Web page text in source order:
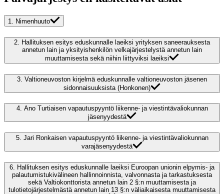
1. Nimenhuuto
2. Hallituksen esitys eduskunnalle laeiksi yrityksen saneerauksesta
annetun lain ja yksityishenkilön velkajärjestelystä annetun lain
muuttamisesta sekä niihin liittyviksi laeiksi
3. Valtioneuvoston kirjelmä eduskunnalle valtioneuvoston jäsenen
sidonnaisuuksista (Honkonen)
4. Ano Turtiaisen vapautuspyyntö liikenne- ja viestintävaliokunnan
jäsenyydestä
5. Jari Ronkaisen vapautuspyyntö liikenne- ja viestintävaliokunnan
varajäsenyydestä
6.
Hallituksen esitys eduskunnalle laeiksi Euroopan unionin elpymis- ja
palautumistukivälineen hallinnoinnista, valvonnasta ja tarkastuksesta
sekä Valtiokonttorista annetun lain 2 §:n muuttamisesta ja
tulotietojärjestelmästä annetun lain 13 §:n väliaikaisesta muuttamisesta